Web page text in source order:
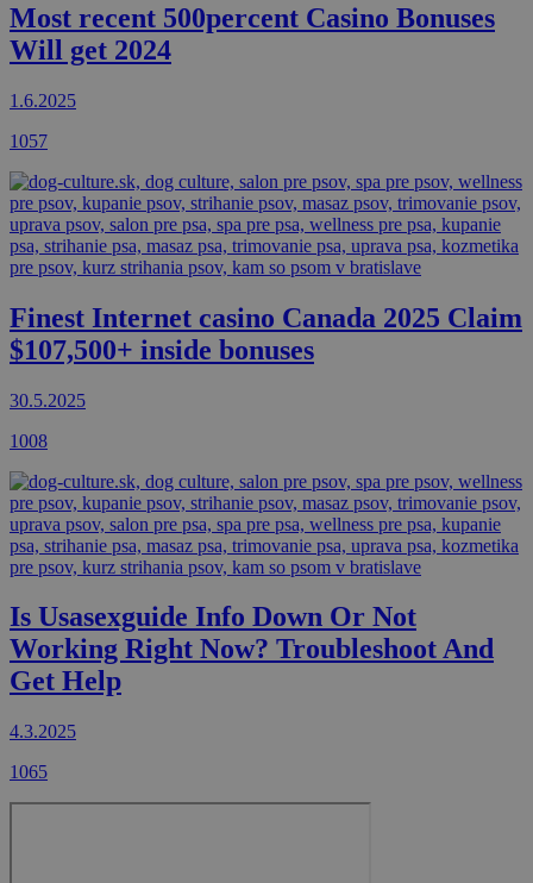
Most recent 500percent Casino Bonuses
Will get 2024
1.6.2025
1057
Finest Internet casino Canada 2025 Claim
$107,500+ inside bonuses
30.5.2025
1008
Is Usasexguide Info Down Or Not
Working Right Now? Troubleshoot And
Get Help
4.3.2025
1065